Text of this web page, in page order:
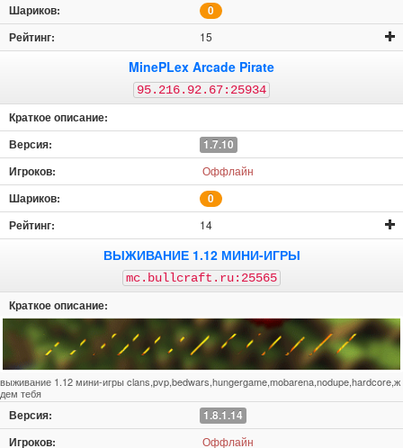
0
15
MinePLex Arcade Pirate
95.216.92.67:25934
1.7.10
Оффлайн
0
14
ВЫЖИВАНИЕ 1.12 МИНИ-ИГРЫ
mc.bullcraft.ru:25565
выживание 1.12 мини-игры clans,pvp,bedwars,hungergame,mobarena,nodupe,hardcore,ж
дем тебя
1.8.1.14
Оффлайн